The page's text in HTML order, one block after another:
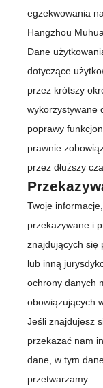
egzekwowania
Hangzhou
Dane
dotyczące
przez krótszy
wykorzystywane
poprawy
prawnie
przez dłuższy
Twoje
przekazywane i
znajdujących się
lub inną
ochrony danych
obowiązujących
Jeśli znajdujesz
przekazać nam
dane, w tym
przetwarzamy.